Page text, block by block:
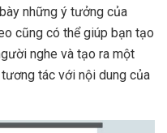
những ý tưởng của
cũng có thể giúp bạn tạo
nghe và tạo ra một
tác với nội dung của